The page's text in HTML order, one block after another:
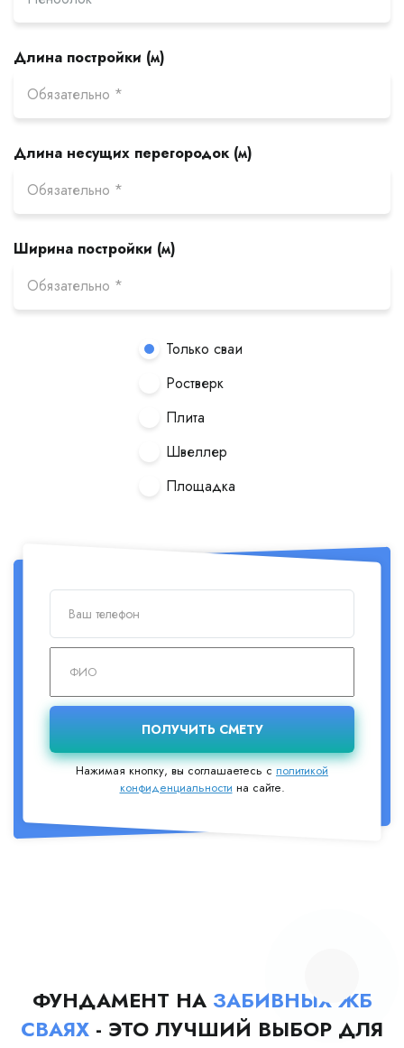
Длина постройки (м)
Длина несущих перегородок (м)
Ширина постройки (м)
Только сваи
Ростверк
Плита
Швеллер
Площадка
Нажимая кнопку, вы соглашаетесь сполитикой
конфиденциальности на сайте.
ФУНДАМЕНТ НА ЗАБИВНЫХ ЖБ
СВАЯХ - ЭТО ЛУЧШИЙ ВЫБОР ДЛЯ